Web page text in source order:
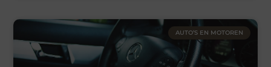
AUTO’S EN MOTOREN